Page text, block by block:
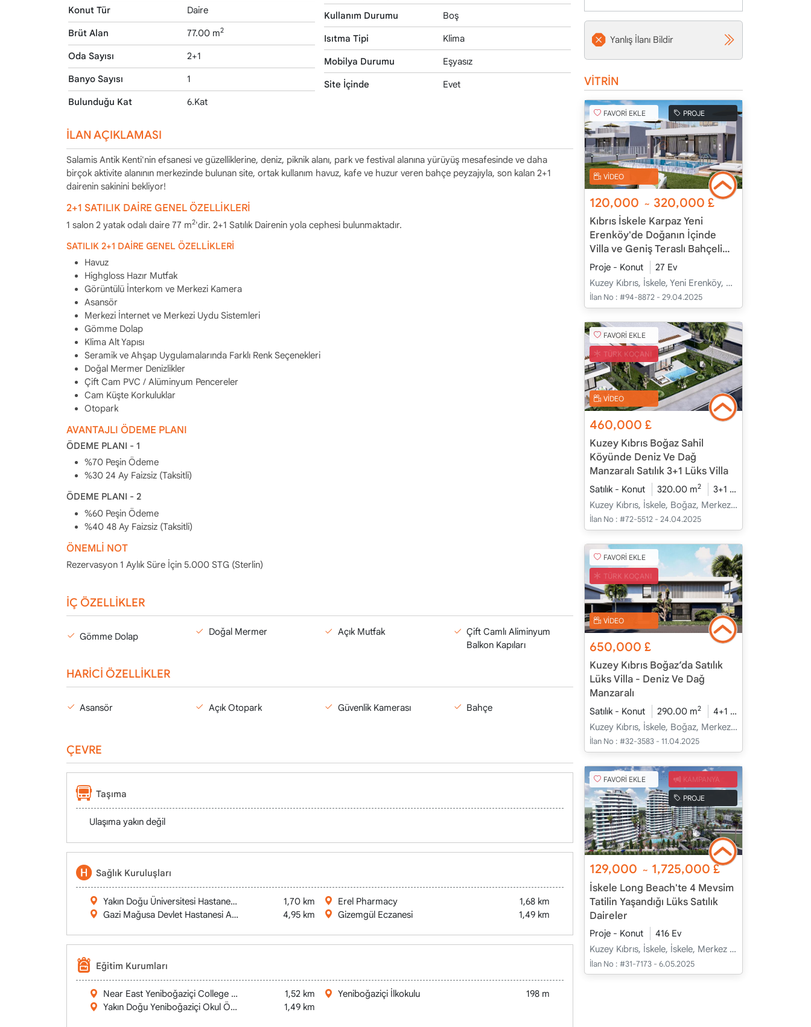
Konut Tür Daire
Brüt Alan 77.00 m2
Oda Sayısı 2+1
Banyo Sayısı 1
Bulunduğu Kat 6.Kat
Kullanım Durumu Boş
Isıtma Tipi Klima
Mobilya Durumu Eşyasız
Site İçinde Evet
İLAN AÇIKLAMASI
Salamis Antik Kenti'nin efsanesi ve güzelliklerine, deniz, piknik alanı, park ve festival alanına yürüyüş mesafesinde ve daha
birçok aktivite alanının merkezinde bulunan site, ortak kullanım havuz, kafe ve huzur veren bahçe peyzajıyla, son kalan 2+1
dairenin sakinini bekliyor!
2+1 SATILIK DAİRE GENEL ÖZELLİKLERİ
1 salon 2 yatak odalı daire 77 m2'dir. 2+1 Satılık Dairenin yola cephesi bulunmaktadır.
SATILIK 2+1 DAİRE GENEL ÖZELLİKLERİ
Havuz
Highgloss Hazır Mutfak
Görüntülü İnterkom ve Merkezi Kamera
Asansör
Merkezi İnternet ve Merkezi Uydu Sistemleri
Gömme Dolap
Klima Alt Yapısı
Seramik ve Ahşap Uygulamalarında Farklı Renk Seçenekleri
Doğal Mermer Denizlikler
Çift Cam PVC / Alüminyum Pencereler
Cam Küşte Korkuluklar
Otopark
AVANTAJLI ÖDEME PLANI
ÖDEME PLANI - 1
%70 Peşin Ödeme
%30 24 Ay Faizsiz (Taksitli)
ÖDEME PLANI - 2
%60 Peşin Ödeme
%40 48 Ay Faizsiz (Taksitli)
ÖNEMLİ NOT
Rezervasyon 1 Aylık Süre İçin 5.000 STG (Sterlin)
İÇ ÖZELLİKLER
Gömme Dolap Doğal Mermer Açık Mutfak
Çift Camlı Aliminyum
Balkon Kapıları
HARİCİ ÖZELLİKLER
Asansör Açık Otopark Güvenlik Kamerası Bahçe
ÇEVRE
Taşıma
Ulaşıma yakın değil
Sağlık Kuruluşları
Yakın Doğu Üniversitesi Hastanesi Yeniboğaziçi1,70 km
Gazi Mağusa Devlet Hastanesi Acil Servisi
4,95 km
Erel Pharmacy
1,68 km
Gizemgül Eczanesi
1,49 km
Eğitim Kurumları
Near East Yeniboğaziçi College ( NEC Yeniboğaziçi )
1,52 km
Yakın Doğu Yeniboğaziçi Okul Öncesi
1,49 km
Yeniboğaziçi İlkokulu 198 m
Yanlış İlanı Bildir
VİTRİN
FAVORİ EKLE PROJE
VİDEO
120,000 ~ 320,000£
Kıbrıs İskele Karpaz Yeni
Erenköy'de Doğanın İçinde
Villa ve Geniş Teraslı Bahçeli
Apartman Daireleri
Proje - Konut
27 Ev
Kuzey Kıbrıs, İskele, Yeni Erenköy, Merkez - Merkez
İlan No : #94-8872 - 29.04.2025
FAVORİ EKLE
TÜRK KOÇANI
VİDEO
460,000 £
Kuzey Kıbrıs Boğaz Sahil
Köyünde Deniz Ve Dağ
Manzaralı Satılık 3+1 Lüks Villa
Satılık - Konut 320.00 m2 3+1
Kuzey Kıbrıs, İskele, Boğaz, Merkez - Merkez
İlan No : #72-5512 - 24.04.2025
FAVORİ EKLE
TÜRK KOÇANI
VİDEO
650,000 £
Kuzey Kıbrıs Boğaz’da Satılık
Lüks Villa - Deniz Ve Dağ
Manzaralı
Satılık - Konut 290.00 m2 4+1
Kuzey Kıbrıs, İskele, Boğaz, Merkez - Merkez
İlan No : #32-3583 - 11.04.2025
FAVORİ EKLE KAMPANYA
PROJE
129,000 ~ 1,725,000£
İskele Long Beach'te 4 Mevsim
Tatilin Yaşandığı Lüks Satılık
Daireler
Proje - Konut
416 Ev
Kuzey Kıbrıs, İskele, İskele, Merkez - Merkez
İlan No : #31-7173 - 6.05.2025